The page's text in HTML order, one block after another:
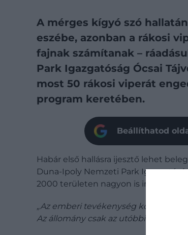
A mérges kígyó szó
eszébe, azonban a rákosi
fajnak számítanak –
Park Igazgatóság Ócsai
most 50 rákosi viperát
program keretében.
Beállíthatod
Habár első hallásra ijesztő lehet
Duna-Ipoly Nemzeti Park
2000 területen nagyon is indokolt
„Az emberi tevékenység
Az állomány csak az utóbbi időben